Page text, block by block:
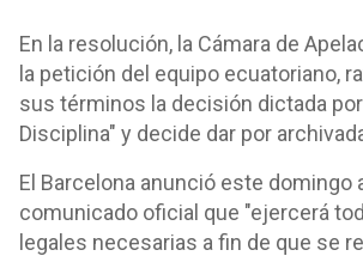
En la resolución, la Cámara de
la petición del equipo ecuatoriano,
sus términos la decisión dictada
Disciplina" y decide dar por
El Barcelona anunció este domingo
comunicado oficial que "ejercerá
legales necesarias a fin de que se